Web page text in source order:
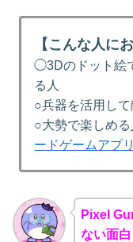
【こんな人に
◯3Dのドット絵
る人
○兵器を活用し
○大勢で楽しめる
ードゲームアプリ
‎Pixel
ない面